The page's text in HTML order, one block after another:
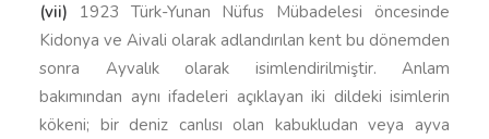
(vii) 1923 Türk-Yunan Nüfus Mübadelesi öncesinde
Kidonya ve Aivali olarak adlandırılan kent bu dönemden
sonra Ayvalık olarak isimlendirilmiştir. Anlam
bakımından aynı ifadeleri açıklayan iki dildeki isimlerin
kökeni; bir deniz canlısı olan kabukludan veya ayva